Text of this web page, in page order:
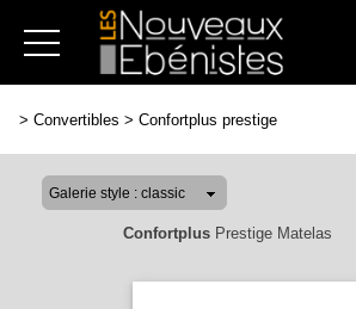
> Convertibles > Confortplus prestige
ConfortplusPrestige Matelas